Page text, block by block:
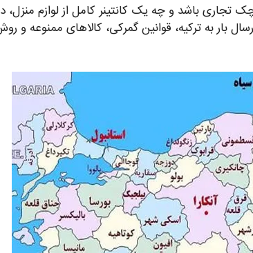
باشد و چه یک کانتینر کامل از لوازم منزل، در
بار به ترکیه، قوانین گمرکی، کالاهای ممنوعه و